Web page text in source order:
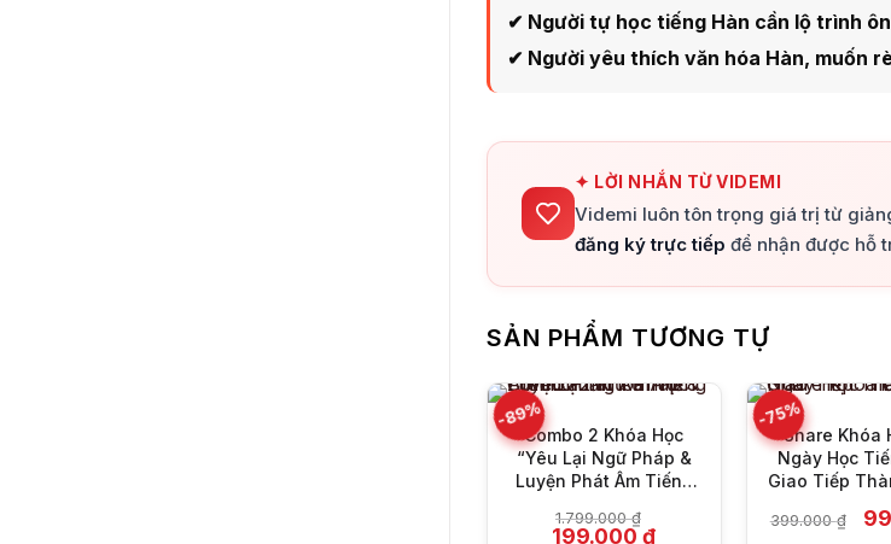
✔ Người tự học tiếng Hàn cần lộ trình
✔ Người yêu thích văn hóa Hàn, muốn
✦ LỜI NHẮN TỪ VIDEMI
Videmi luôn tôn trọng giá trị từ
đăng ký trực tiếp để nhận được hỗ
SẢN PHẨM TƯƠNG TỰ
-89%
+
Combo 2 Khóa Học
“Yêu Lại Ngữ Pháp &
Luyện Phát Âm Tiếng
1.799.000₫
Giá
199.000₫Giá
-75%
+
Share Khóa
Ngày Học
Giao Tiếp
399.000₫ Giá